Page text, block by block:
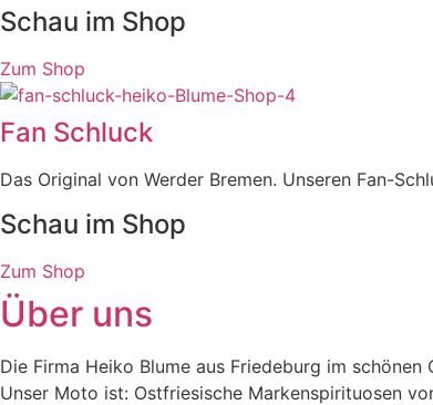
Schau im Shop
Zum Shop
Fan Schluck
Das Original von Werder Bremen. Unseren Fan-
Schau im Shop
Zum Shop
Über uns
Die Firma Heiko Blume aus Friedeburg im
Unser Moto ist: Ostfriesische Markenspirituosen